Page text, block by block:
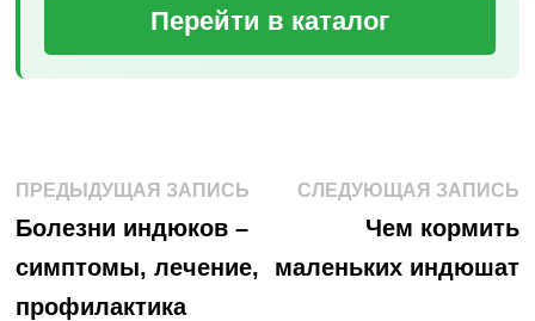
Перейти в каталог
Навигация
по
записям
ПРЕДЫДУЩАЯ ЗАПИСЬПредыдущая
запись:
Болезни индюков –
симптомы, лечение,
профилактика
СЛЕДУЮЩАЯ ЗАПИСЬ
Чем кормить
маленьких индюшат